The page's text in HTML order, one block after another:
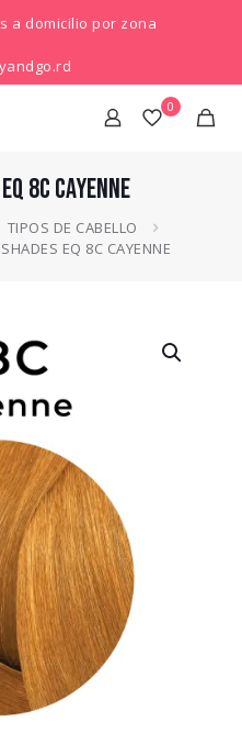
a domicilio por zona
0
8C CAYENNE
TIPOS DE CABELLO
EQ 8C CAYENNE